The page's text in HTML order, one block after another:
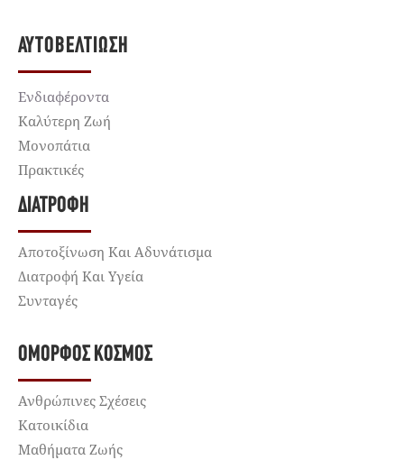
ΑΥΤΟΒΕΛΤΊΩΣΗ
Ενδιαφέροντα
Καλύτερη Ζωή
Μονοπάτια
Πρακτικές
ΔΙΑΤΡΟΦΉ
Αποτοξίνωση Και Αδυνάτισμα
Διατροφή Και Υγεία
Συνταγές
ΌΜΟΡΦΟΣ ΚΌΣΜΟΣ
Ανθρώπινες Σχέσεις
Κατοικίδια
Μαθήματα Ζωής